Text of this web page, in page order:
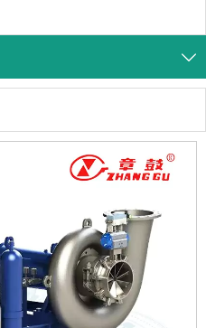
